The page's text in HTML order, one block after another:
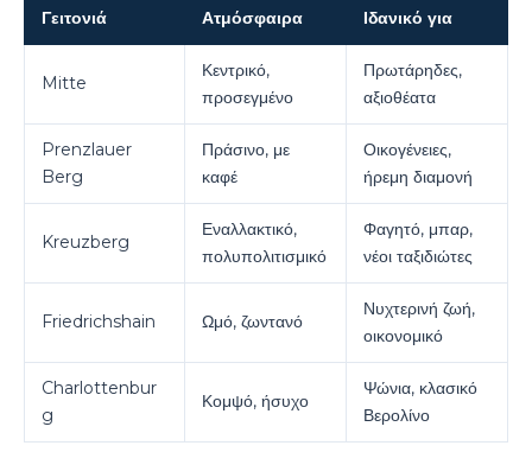
Γειτονιά Ατμόσφαιρα Ιδανικό για
Mitte
Κεντρικό,
προσεγμένο
Πρωτάρηδες,
αξιοθέατα
Prenzlauer
Berg
Πράσινο, με
καφέ
Οικογένειες,
ήρεμη διαμονή
Kreuzberg
Εναλλακτικό,
πολυπολιτισμικό
Φαγητό, μπαρ,
νέοι ταξιδιώτες
Friedrichshain Ωμό, ζωντανό
Νυχτερινή ζωή,
οικονομικό
Charlottenbur
g
Κομψό, ήσυχο
Ψώνια, κλασικό
Βερολίνο